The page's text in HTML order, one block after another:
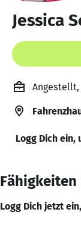
Jessica
Angestellt,
Logg Dich ein,
Logg Dich jetzt